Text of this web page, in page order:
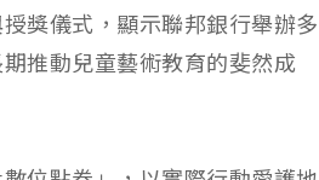
獎儀式，顯示聯邦銀行舉辦多
推動兒童藝術教育的斐然成